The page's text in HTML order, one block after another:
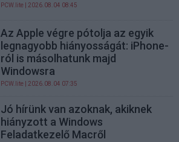
PCW.lite | 2026.08.04 08:45
Az Apple végre pótolja az egyik
legnagyobb hiányosságát: iPhone-
ról is másolhatunk majd
Windowsra
PCW.lite | 2026.08.04 07:35
Jó hírünk van azoknak, akiknek
hiányzott a Windows
Feladatkezelő Macről